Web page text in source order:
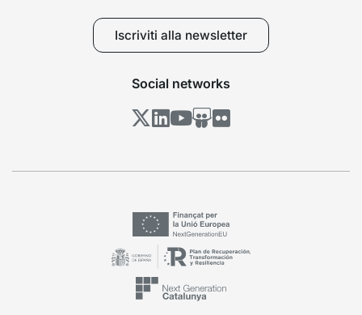
Iscriviti alla newsletter
Social networks